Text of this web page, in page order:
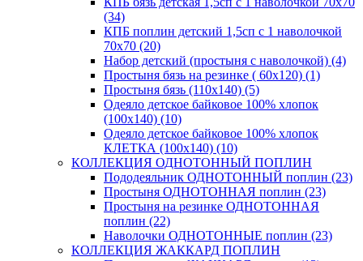
(34)
КПБ поплин детский 1,5сп с 1 наволочкой
70х70 (20)
Набор детский (простыня с наволочкой) (4)
Простыня бязь на резинке ( 60х120) (1)
Простыня бязь (110х140) (5)
Одеяло детское байковое 100% хлопок
(100х140) (10)
Одеяло детское байковое 100% хлопок
КЛЕТКА (100х140) (10)
КОЛЛЕКЦИЯ ОДНОТОННЫЙ ПОПЛИН
Пододеяльник ОДНОТОННЫЙ поплин (23)
Простыня ОДНОТОННАЯ поплин (23)
Простыня на резинке ОДНОТОННАЯ
поплин (22)
Наволочки ОДНОТОННЫЕ поплин (23)
КОЛЛЕКЦИЯ ЖАККАРД ПОПЛИН